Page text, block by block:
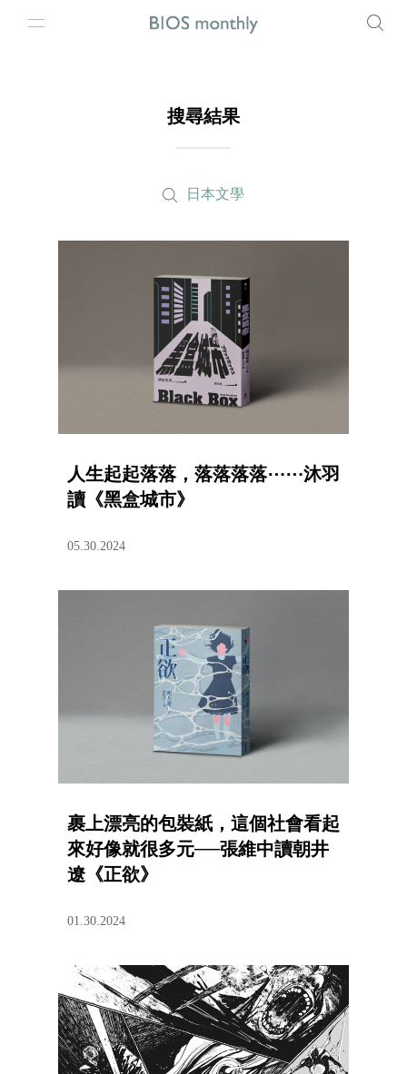
搜尋結果
日本文學
人生起起落落，落落落落⋯⋯沐羽
讀《黑盒城市》
05.30.2024
裹上漂亮的包裝紙，這個社會看起
來好像就很多元──張維中讀朝井
遼《正欲》
01.30.2024